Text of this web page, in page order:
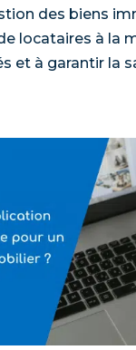
des biens
locataires à la
et à garantir la